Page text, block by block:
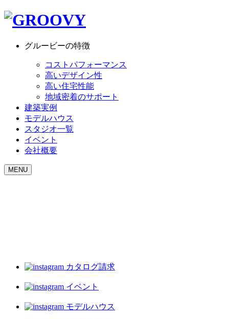
グルービーの特徴
コストパフォーマンス
高いデザイン性
高い住宅性能
地域密着のサポート
建築実例
モデルハウス
スタジオ一覧
イベント
会社概要
MENU
カタログ請求
イベント
モデルハウス